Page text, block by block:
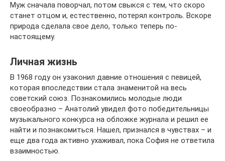
Муж сначала поворчал, потом свыкся с тем, что скоро
станет отцом и, естественно, потерял контроль. Вскоре
природа сделала свое дело, только теперь по-
настоящему.
Личная жизнь
В 1968 году он узаконил давние отношения с певицей,
которая впоследствии стала знаменитой на весь
советский союз. Познакомились молодые люди
своеобразно – Анатолий увидел фото победительницы
музыкального конкурса на обложке журнала и решил ее
найти и познакомиться. Нашел, признался в чувствах – и
еще два года активно ухаживал, пока София не ответила
взаимностью.